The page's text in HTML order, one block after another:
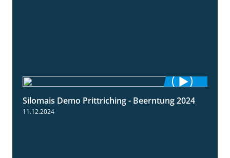
12:28
Silomais Demo Prittriching - Beerntung 2024
11.12.2024